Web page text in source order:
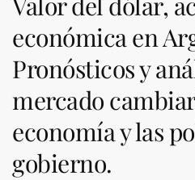
económica en
Pronósticos y
mercado
economía y las
gobierno.